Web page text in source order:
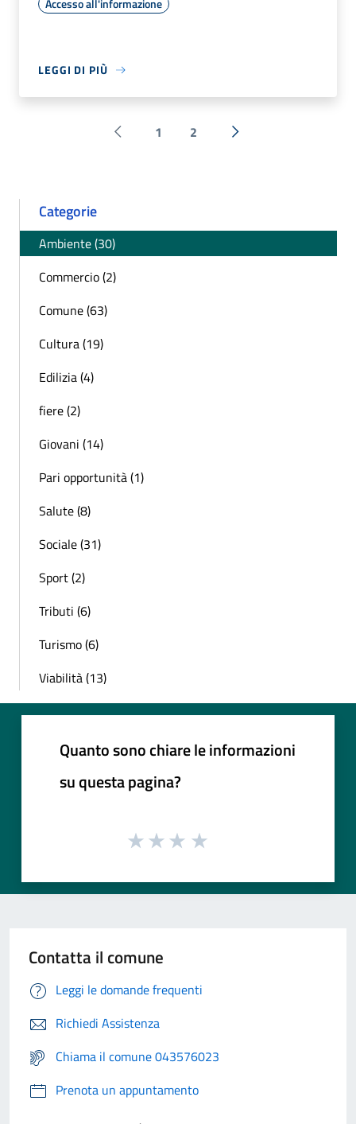
Accesso all'informazione
LEGGI DI PIÙ
Pagina precedente
1 2 Successiva »
Categorie
Ambiente (30)
Commercio (2)
Comune (63)
Cultura (19)
Edilizia (4)
fiere (2)
Giovani (14)
Pari opportunità (1)
Salute (8)
Sociale (31)
Sport (2)
Tributi (6)
Turismo (6)
Viabilità (13)
Quanto sono chiare le informazioni
su questa pagina?
Contatta il comune
Leggi le domande frequenti
Richiedi Assistenza
Chiama il comune 043576023
Prenota un appuntamento